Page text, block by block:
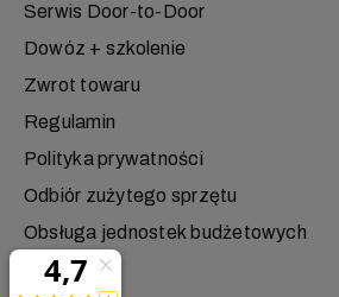
Serwis Door-to-Door
Dowóz + szkolenie
Zwrot towaru
Regulamin
Polityka prywatności
Odbiór zużytego sprzętu
Obsługa jednostek budżetowych